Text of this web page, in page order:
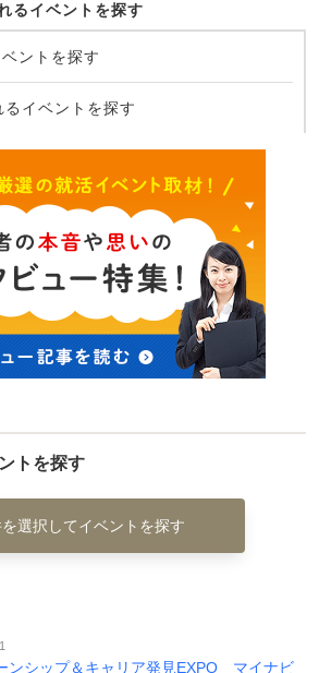
るイベントを探す
ントを探す
イベントを探す
トを探す
選択してイベントを探す
ンシップ＆キャリア発見EXPO マイナビ